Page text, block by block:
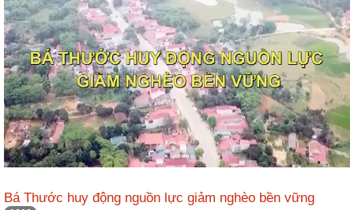
Bá Thước huy động nguồn lực giảm nghèo bền vững